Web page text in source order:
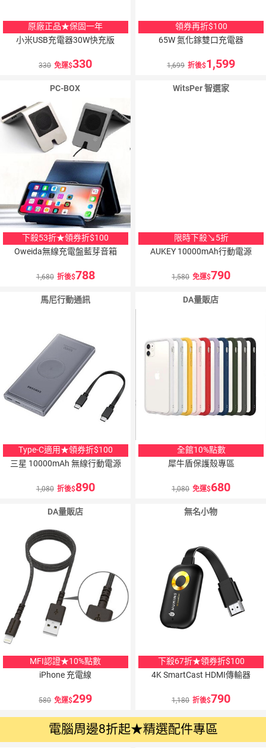
原廠正品★保固一年
小米USB充電器30W快充版
330 免運 330
領券再折$100
65W 氮化鎵雙口充電器
1,699 折後 1,599
PC-BOX
下殺53折★領券折$100
Oweida無線充電盤藍芽音箱
1,680 折後 788
WitsPer 智選家
限時下殺↘5折
AUKEY 10000mAh行動電源
1,580 免運 790
馬尼行動通訊
Type-C適用★領券折$100
三星 10000mAh 無線行動電源
1,080 折後 890
DA量販店
全館10%點數
犀牛盾保護殼專區
1,080 免運 680
DA量販店
MFI認證★10%點數
iPhone 充電線
580 免運 299
無名小物
下殺67折★領券折$100
4K SmartCast HDMI傳輸器
1,180 折後 790
電腦周邊8折起★精選配件專區